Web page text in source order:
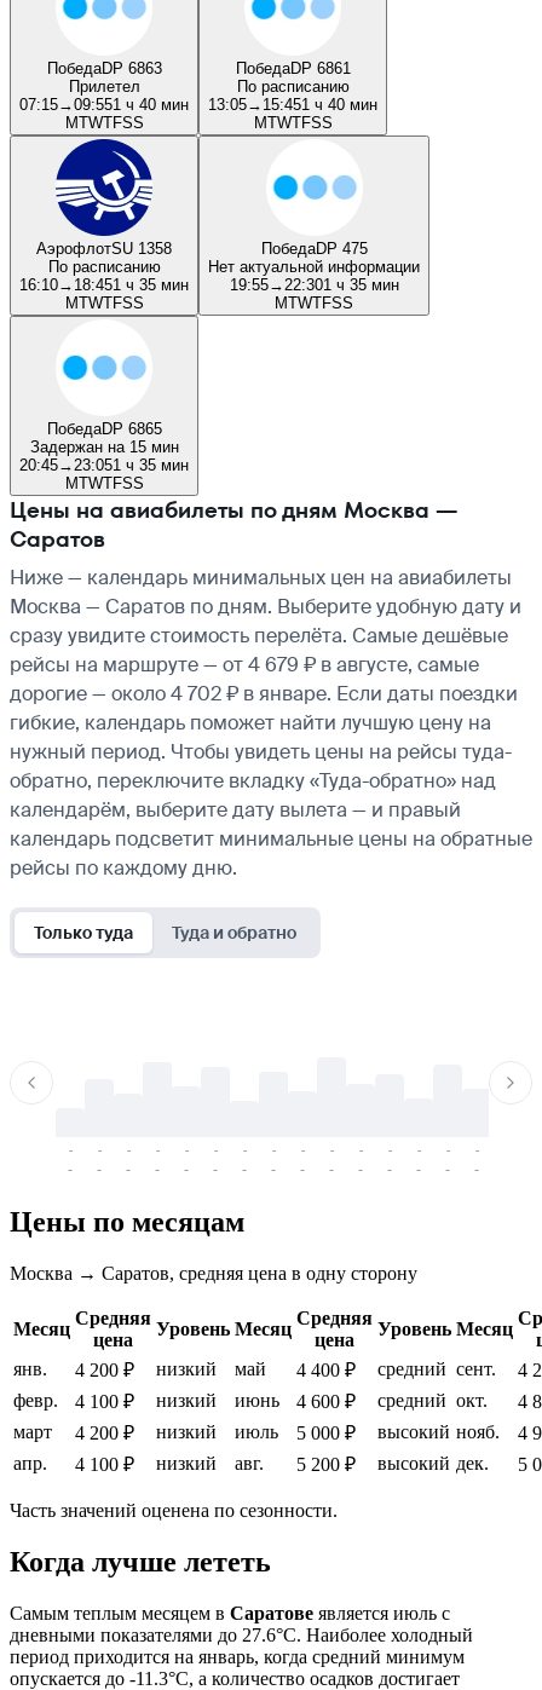
ПобедаDP 6863
Прилетел
07:15→09:551 ч 40 мин
MTWTFSS
ПобедаDP 6861
По расписанию
13:05→ 15:451 ч 40 мин
MTWTFSS
АэрофлотSU 1358
По расписанию
16:10→ 18:451 ч 35 мин
MTWTFSS
ПобедаDP 475
Нет актуальной информации
19:55→ 22:301 ч 35 мин
MTWTFSS
ПобедаDP 6865
Задержан на 15 мин
20:45→ 23:051 ч 35 мин
MTWTFSS
Цены на авиабилеты по дням Москва —
Саратов
Ниже — календарь минимальных цен на авиабилеты
Москва — Саратов по дням. Выберите удобную дату и
сразу увидите стоимость перелёта. Самые дешёвые
рейсы на маршруте — от 4 679 ₽ в августе, самые
дорогие — около 4 702 ₽ в январе. Если даты поездки
гибкие, календарь поможет найти лучшую цену на
нужный период. Чтобы увидеть цены на рейсы туда-
обратно, переключите вкладку «Туда-обратно» над
календарём, выберите дату вылета — и правый
календарь подсветит минимальные цены на обратные
рейсы по каждому дню.
Только туда Туда и обратно
-
-
-
-
-
-
-
-
-
-
-
-
-
-
-
-
-
-
-
-
-
-
-
-
-
-
-
-
-
-
Цены по месяцам
Москва → Саратов, средняя цена в одну сторону
Месяц
Средняя
цена
Уровень Месяц
Средняя
цена
Уровень Месяц
янв.
4 200 ₽ низкий май 4 400 ₽ средний сент.
4
февр.
4 100 ₽ низкий июнь 4 600 ₽ средний окт.
4
март
4 200 ₽ низкий июль 5 000 ₽ высокий нояб.
4
апр.
4 100 ₽ низкий авг. 5 200 ₽ высокий дек. 5
Часть значений оценена по сезонности.
Когда лучше лететь
Самым теплым месяцем в Саратове является июль с
дневными показателями до 27.6°C. Наиболее холодный
период приходится на январь, когда средний минимум
опускается до -11.3°C, а количество осадков достигает